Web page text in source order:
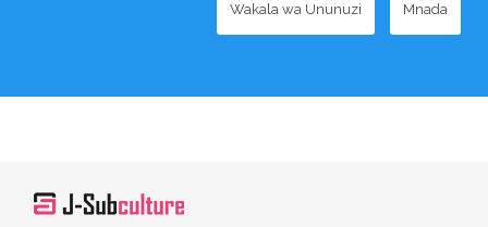
Wakala wa Ununuzi Mnada